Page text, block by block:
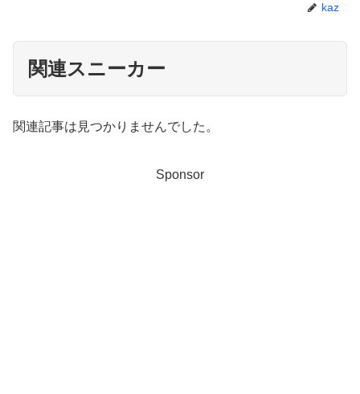
kaz
関連スニーカー
関連記事は見つかりませんでした。
Sponsor